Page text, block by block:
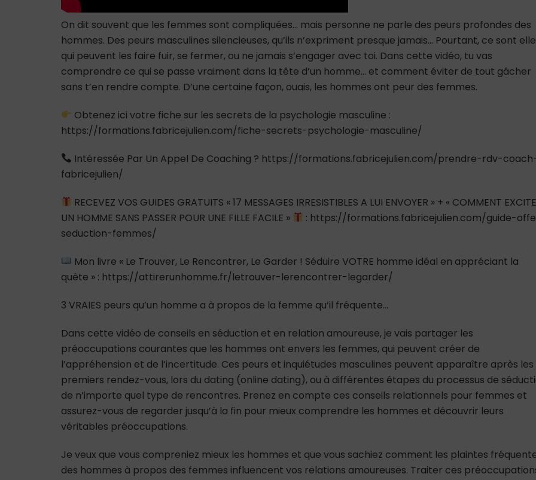
On dit souvent que les femmes sont compliquées… mais personne ne parle des peurs profondes des
hommes. Des peurs masculines silencieuses, qu’ils n’expriment presque jamais… Pourtant, ce sont
qui peuvent les faire fuir, se fermer, ou ne jamais s’engager avec toi. Dans cette vidéo, tu vas
comprendre ce qui se passe vraiment dans la tête d’un homme… et comment éviter de tout gâcher
sans t’en rendre compte. D’une certaine façon, ouais, les hommes ont peur des femmes.
Obtenez ici votre fiche sur les secrets de la psychologie masculine :
https://formations.fabricejulien.com/fiche-secrets-psychologie-masculine/
Intéressée Par Un Appel De Coaching ? https://formations.fabricejulien.com/prendre-rdv-
fabricejulien/
RECEVEZ VOS GUIDES GRATUITS « 17 MESSAGES IRRESISTIBLES A LUI ENVOYER » + « COMMENT
UN HOMME SANS PASSER POUR UNE FILLE FACILE »
: https://formations.fabricejulien.com/guide-
seduction-femmes/
Mon livre « Le Trouver, Le Rencontrer, Le Garder ! Séduire VOTRE homme idéal en appréciant la
quête » : https://attirerunhomme.fr/letrouver-lerencontrer-legarder/
3 VRAIES peurs qu’un homme a à propos de la femme qu’il fréquente…
Dans cette vidéo de conseils en séduction et en relation amoureuse, je vais partager les
préoccupations courantes que les hommes ont envers les femmes, qui peuvent créer de
l’appréhension et de l’incertitude. Ces peurs et inquiétudes masculines peuvent apparaître après les
premiers rendez-vous, lors du dating (online dating), ou à différentes étapes du processus de
de n’importe quel type de rencontres. Prenez en compte ces conseils relationnels pour femmes et
assurez-vous de regarder jusqu’à la fin pour mieux comprendre les hommes et découvrir leurs
véritables préoccupations.
Je veux que vous compreniez mieux les hommes et que vous sachiez comment les plaintes
des hommes à propos des femmes influencent vos relations amoureuses. Traiter ces